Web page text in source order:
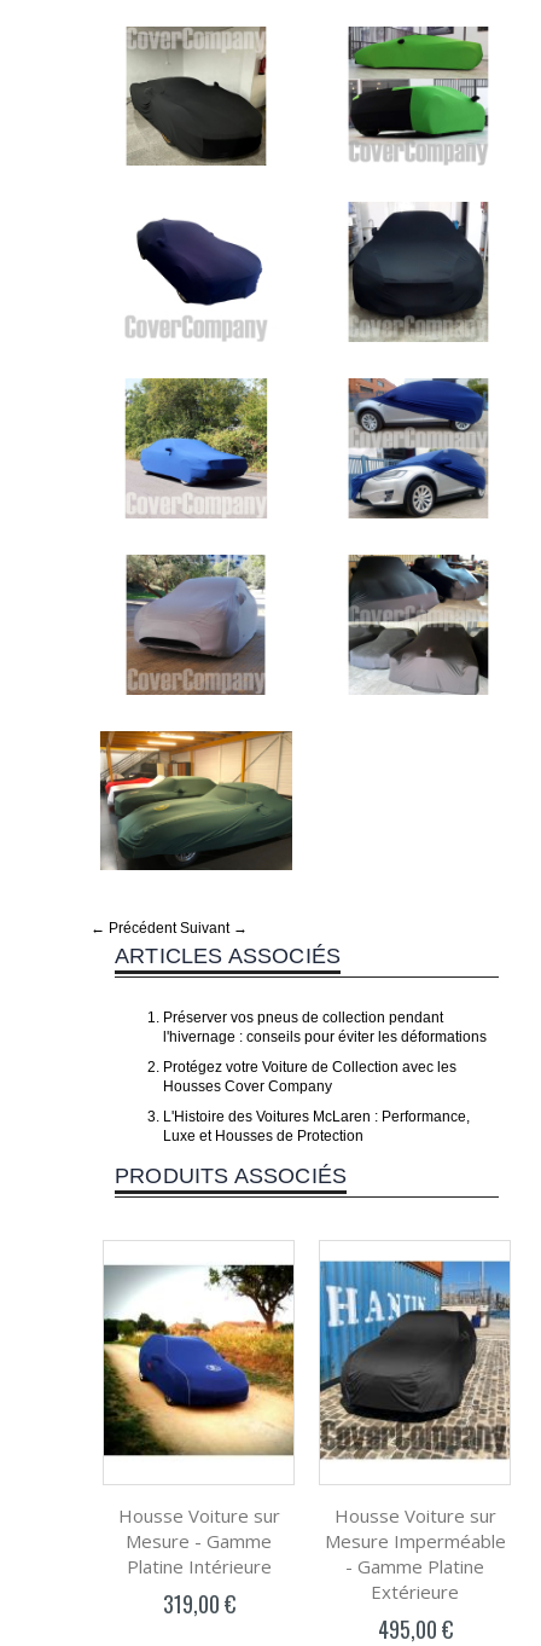
← Précédent Suivant →
ARTICLES ASSOCIÉS
Préserver vos pneus de collection pendant
l'hivernage : conseils pour éviter les déformations
Protégez votre Voiture de Collection avec les
Housses Cover Company
L'Histoire des Voitures McLaren : Performance,
Luxe et Housses de Protection
PRODUITS ASSOCIÉS
Housse Voiture sur
Mesure - Gamme
Platine Intérieure
319,00 €
Housse Voiture sur
Mesure Imperméable
- Gamme Platine
Extérieure
495,00 €